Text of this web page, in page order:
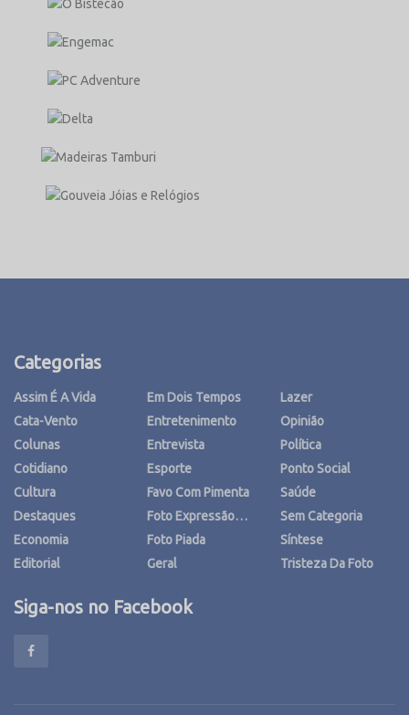
Categorias
Assim É A Vida
Cata-Vento
Colunas
Cotidiano
Cultura
Destaques
Economia
Editorial
Em Dois Tempos
Entretenimento
Entrevista
Esporte
Favo Com Pimenta
Foto Expressão…
Foto Piada
Geral
Lazer
Opinião
Política
Ponto Social
Saúde
Sem Categoria
Síntese
Tristeza Da Foto
Siga-nos no Facebook